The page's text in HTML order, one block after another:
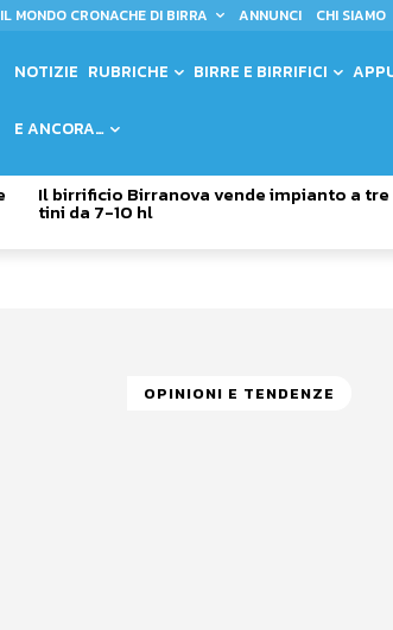
IL MONDO CRONACHE DI BIRRA ANNUNCI CHI SIAMO
NOTIZIE RUBRICHE BIRRE E BIRRIFICI
E ANCORA…
Il birrificio Birranova vende impianto a tre
tini da 7-10 hl
OPINIONI E TENDENZE